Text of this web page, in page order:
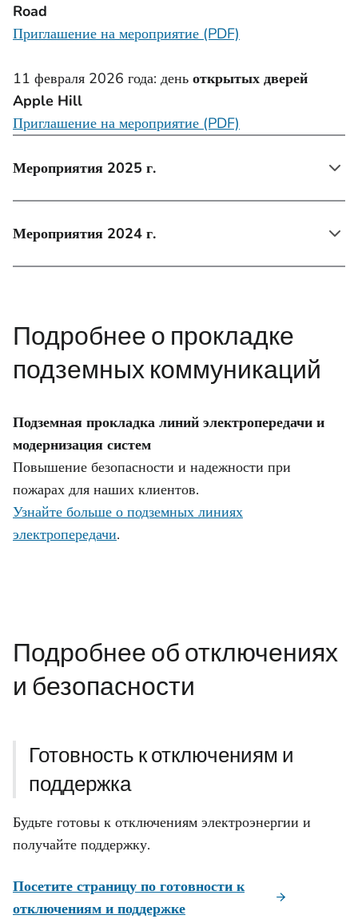
Road
Приглашение на мероприятие (PDF)
11 февраля 2026 года: день открытых дверей
Apple Hill
Приглашение на мероприятие (PDF)
Мероприятия 2025 г.
Мероприятия 2024 г.
Подробнее о прокладке
подземных коммуникаций
Подземная прокладка линий электропередачи и
модернизация систем
Повышение безопасности и надежности при
пожарах для наших клиентов.
Узнайте больше о подземных линиях
электропередачи.
Подробнее об отключениях
и безопасности
Готовность к отключениям и
поддержка
Будьте готовы к отключениям электроэнергии и
получайте поддержку.
Посетите страницу по готовности к
отключениям и поддержке